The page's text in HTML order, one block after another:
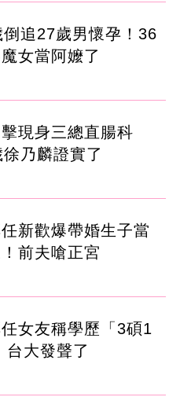
倒追27歲男懷孕！36
女當阿嬤了
現身三總直腸科
乃麟證實了
新歡爆帶婚生子當
前夫嗆正宮
女友稱學歷「3碩1
台大發聲了